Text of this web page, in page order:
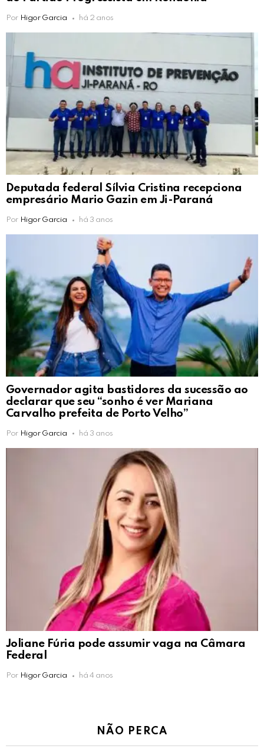
Por Higor Garcia há 2 anos
Deputada federal Sílvia Cristina recepciona
empresário Mario Gazin em Ji-Paraná
Por Higor Garcia há 3 anos
Governador agita bastidores da sucessão ao
declarar que seu “sonho é ver Mariana
Carvalho prefeita de Porto Velho”
Por Higor Garcia há 3 anos
Joliane Fúria pode assumir vaga na Câmara
Federal
Por Higor Garcia há 4 anos
NÃO PERCA